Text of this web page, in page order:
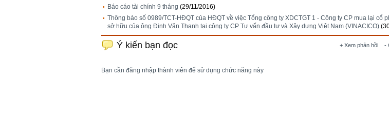
Báo cáo tài chính 9 tháng (29/11/2016)
Thông báo số 0989/TCT-HĐQT của HĐQT về việc Tổng công ty XDCTGT 1 - Công ty CP mua lại cổ
sở hữu của ông Đinh Văn Thanh tại công ty CP Tư vấn đầu tư và Xây dựng Việt Nam (VINACICO)
+ Xem phản hồi -
Ý kiến bạn đọc
Bạn cần đăng nhập thành viên để sử dụng chức năng này